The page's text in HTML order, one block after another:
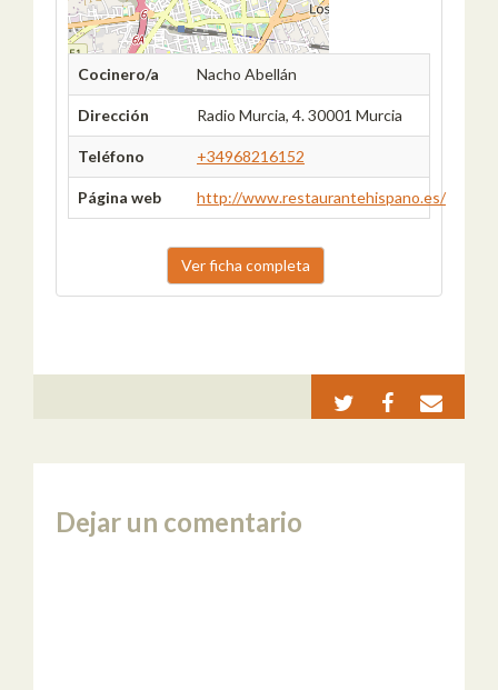
Cocinero/a Nacho Abellán
Dirección Radio Murcia, 4. 30001 Murcia
Teléfono +34968216152
Página web http://www.restaurantehispano.es/
Ver ficha completa
Dejar un comentario